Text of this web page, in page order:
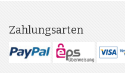
Zahlungsarten